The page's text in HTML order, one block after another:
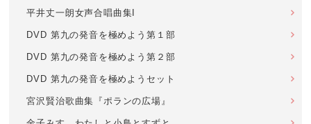
平井丈一朗女声合唱曲集I
DVD 第九の発音を極めよう第１部
DVD 第九の発音を極めよう第２部
DVD 第九の発音を極めようセット
宮沢賢治歌曲集『ポランの広場』